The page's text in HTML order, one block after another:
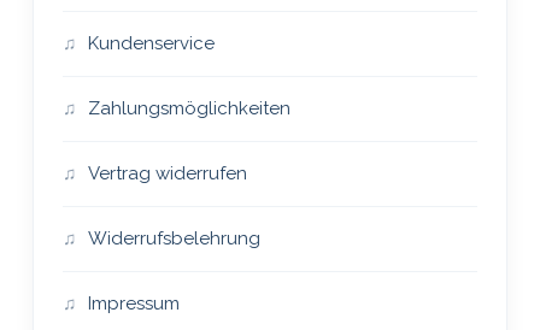
Kundenservice
Zahlungsmöglichkeiten
Vertrag widerrufen
Widerrufsbelehrung
Impressum